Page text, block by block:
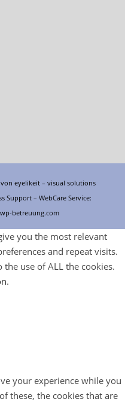
voneyelikeit – visual solutions
Support – WebCare Service:
betreuung.com
you the most relevant
and repeat visits.
the use of ALL the cookies.
.
your experience while you
these, the cookies that are